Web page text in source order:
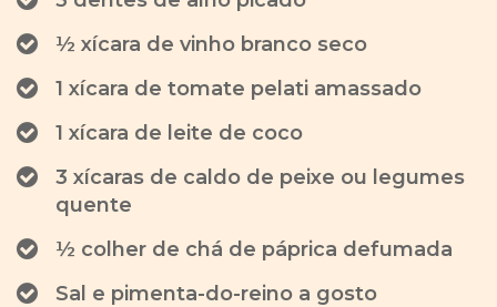
½ xícara de vinho branco seco
1 xícara de tomate pelati amassado
1 xícara de leite de coco
3 xícaras de caldo de peixe ou legumes
quente
½ colher de chá de páprica defumada
Sal e pimenta-do-reino a gosto